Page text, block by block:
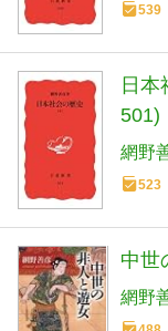
539
日本
501)
網野
523
中世
網野